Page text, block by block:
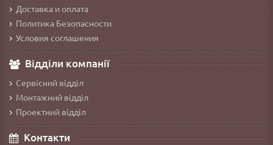
Доставка и оплата
Политика Безопасности
Условия соглашения
Відділи компанії
Сервісний відділ
Монтажний відділ
Проектний відділ
Контакти